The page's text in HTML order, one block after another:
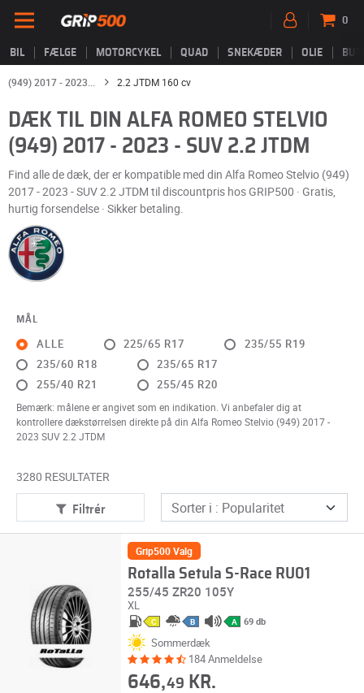
BIL FÆLGE MOTORCYKEL QUAD SNEKÆDER OLIE
0
(949) 2017 - 2023... 2.2 JTDM 160 cv
DÆK TIL DIN ALFA ROMEO STELVIO
(949) 2017 - 2023 - SUV 2.2 JTDM
Find alle de dæk, der er kompatible med din Alfa Romeo Stelvio (949)
2017 - 2023 - SUV 2.2 JTDM til discountpris hos GRIP500 · Gratis,
hurtig forsendelse · Sikker betaling.
MÅL
ALLE 225/65 R17
235/55 R19
235/60 R18
235/65 R17
255/40 R21
255/45 R20
Bemærk: målene er angivet som en indikation. Vi anbefaler dig at
kontrollere dækstørrelsen direkte på din Alfa Romeo Stelvio (949) 2017 -
2023 SUV 2.2 JTDM
3280 RESULTATER
Filtrér
Grip500 Valg
Rotalla Setula S-Race RU01
255/45 ZR20 105Y
XL
C B A 69 db
Sommerdæk
184 Anmeldelse
646,49 KR.